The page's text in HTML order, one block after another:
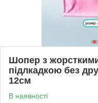
Шопер з
підлкадкою без
12см
В наявності